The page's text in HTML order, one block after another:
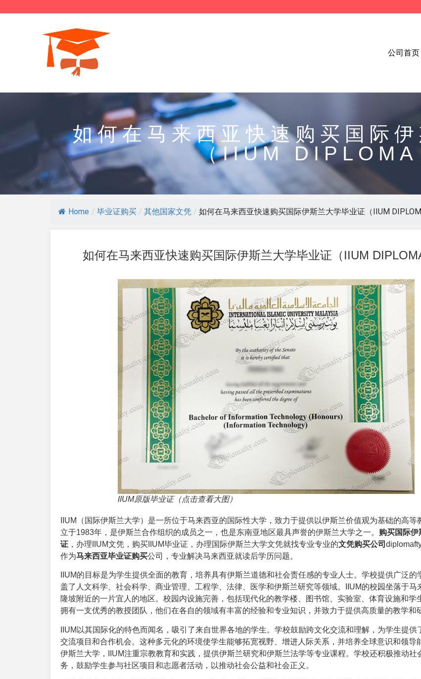
公司首页
如何在马来西亚快速购买国际
（IIUM DIPLOMA
Home / 毕业证购买 / 其他国家文凭 / 如何在马来西亚快速购买国际伊斯兰大学毕业证（IIUM
如何在马来西亚快速购买国际伊斯兰大学毕业证（IIUM
IIUM原版毕业证（点击查看大图）
IIUM
（国际伊斯兰大学）是一所位于马来西亚的国际性大学，致力于提供以伊斯兰价值观为基础的高等
立于1983年，是伊斯兰合作组织的成员之一，也是东南亚地区最具声誉的伊斯兰大学之一。 购买国际伊
证 ，办理IIUM文凭，购买IIUM毕业证，办理国际伊斯兰大学文凭就找专业专业的文凭购买公司
作为马来西亚毕业证购买公司，专业解决马来西亚就读后学历问题。
IIUM的目标是为学生提供全面的教育，培养具有伊斯兰道德和社会责任感的专业人士。学校提供广泛的
盖了人文科学、社会科学、商业管理、工程学、法律、医学和伊斯兰研究等领域。IIUM的校园坐落于马
隆坡附近的一片宜人的地区。校园内设施完善，包括现代化的教学楼、图书馆、实验室、体育设施和学
拥有一支优秀的教授团队，他们在各自的领域有丰富的经验和专业知识，并致力于提供高质量的教学和
IIUM以其国际化的特色而闻名，吸引了来自世界各地的学生。学校鼓励跨文化交流和理解，为学生提供
交流项目和合作机会。这种多元化的环境使学生能够拓宽视野、增进人际关系，并培养全球意识和领导
伊斯兰大学，IIUM注重宗教教育和实践，提供伊斯兰研究和伊斯兰法学等专业课程。学校还积极推动社
务，鼓励学生参与社区项目和志愿者活动，以推动社会公益和社会正义。